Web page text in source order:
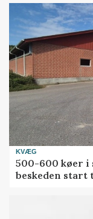
KVÆG
500-600 køer i
beskeden start